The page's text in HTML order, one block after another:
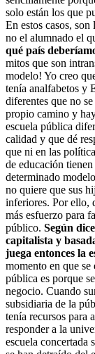
solo están los que
En estos casos,
no el alumnado el
qué país
mitos que son
modelo! Yo creo
tenía analfabetos y
diferentes que no
propio camino y
escuela pública
calidad y que dé
que ni en las
de educación
determinado
no quiere que sus
inferiores. Por ello,
más esfuerzo para
público. Según
capitalista y
juega entonces la
momento en que se
pública es porque
negocio. Cuando
subsidiaria de la
tenía recursos para
responder a la
escuela concertada